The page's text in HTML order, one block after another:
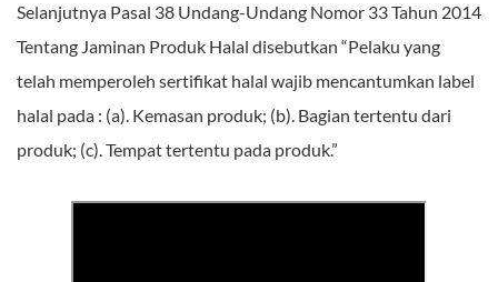
Selanjutnya Pasal 38 Undang-Undang Nomor 33 Tahun 2014
Tentang Jaminan Produk Halal disebutkan “Pelaku yang
telah memperoleh sertifikat halal wajib mencantumkan label
halal pada : (a). Kemasan produk; (b). Bagian tertentu dari
produk; (c). Tempat tertentu pada produk.”